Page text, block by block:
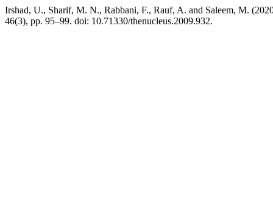
Irshad, U., Sharif, M. N., Rabbani, F., Rauf, A. and Saleem, M.
46(3), pp. 95–99. doi: 10.71330/thenucleus.2009.932.